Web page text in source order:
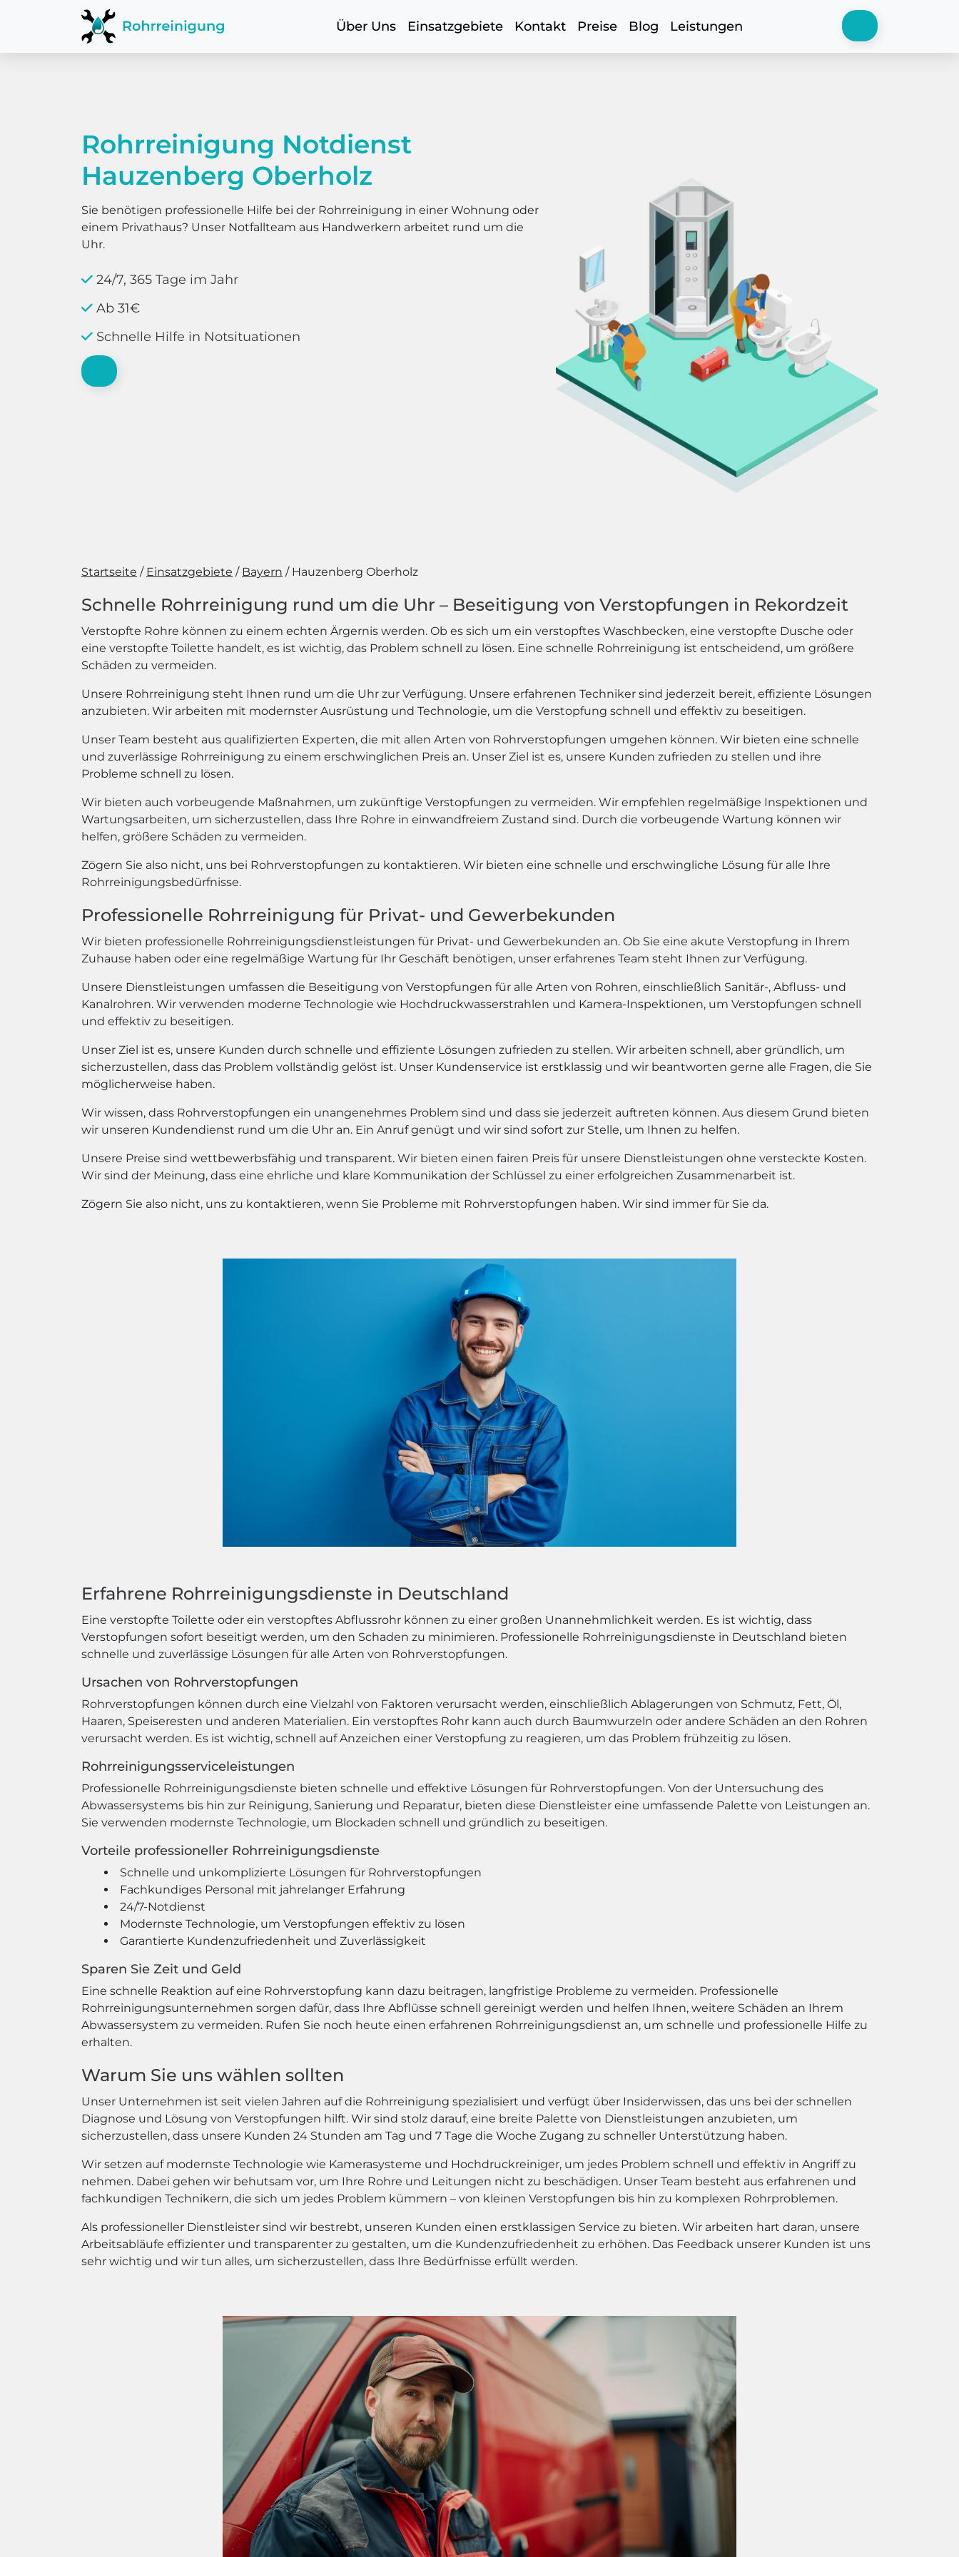
Über Uns Einsatzgebiete Kontakt Preise Blog Leistungen
Rohrreinigung Notdienst
Hauzenberg Oberholz
Sie benötigen professionelle Hilfe bei der Rohrreinigung in einer Wohnung oder
einem Privathaus? Unser Notfallteam aus Handwerkern arbeitet rund um die
Uhr.
24/7, 365 Tage im Jahr
Ab 31€
Schnelle Hilfe in Notsituationen
Startseite Einsatzgebiete Bayern Hauzenberg Oberholz
Schnelle Rohrreinigung rund um die Uhr – Beseitigung von Verstopfungen in Rekordzeit
Verstopfte Rohre können zu einem echten Ärgernis werden. Ob es sich um ein verstopftes Waschbecken, eine verstopfte Dusche oder
eine verstopfte Toilette handelt, es ist wichtig, das Problem schnell zu lösen. Eine schnelle Rohrreinigung ist entscheidend, um größere
Schäden zu vermeiden.
Unsere Rohrreinigung steht Ihnen rund um die Uhr zur Verfügung. Unsere erfahrenen Techniker sind jederzeit bereit, effiziente Lösungen
anzubieten. Wir arbeiten mit modernster Ausrüstung und Technologie, um die Verstopfung schnell und effektiv zu beseitigen.
Unser Team besteht aus qualifizierten Experten, die mit allen Arten von Rohrverstopfungen umgehen können. Wir bieten eine schnelle
und zuverlässige Rohrreinigung zu einem erschwinglichen Preis an. Unser Ziel ist es, unsere Kunden zufrieden zu stellen und ihre
Probleme schnell zu lösen.
Wir bieten auch vorbeugende Maßnahmen, um zukünftige Verstopfungen zu vermeiden. Wir empfehlen regelmäßige Inspektionen und
Wartungsarbeiten, um sicherzustellen, dass Ihre Rohre in einwandfreiem Zustand sind. Durch die vorbeugende Wartung können wir
helfen, größere Schäden zu vermeiden.
Zögern Sie also nicht, uns bei Rohrverstopfungen zu kontaktieren. Wir bieten eine schnelle und erschwingliche Lösung für alle Ihre
Rohrreinigungsbedürfnisse.
Professionelle Rohrreinigung für Privat- und Gewerbekunden
Wir bieten professionelle Rohrreinigungsdienstleistungen für Privat- und Gewerbekunden an. Ob Sie eine akute Verstopfung in Ihrem
Zuhause haben oder eine regelmäßige Wartung für Ihr Geschäft benötigen, unser erfahrenes Team steht Ihnen zur Verfügung.
Unsere Dienstleistungen umfassen die Beseitigung von Verstopfungen für alle Arten von Rohren, einschließlich Sanitär-, Abfluss- und
Kanalrohren. Wir verwenden moderne Technologie wie Hochdruckwasserstrahlen und Kamera-Inspektionen, um Verstopfungen schnell
und effektiv zu beseitigen.
Unser Ziel ist es, unsere Kunden durch schnelle und effiziente Lösungen zufrieden zu stellen. Wir arbeiten schnell, aber gründlich, um
sicherzustellen, dass das Problem vollständig gelöst ist. Unser Kundenservice ist erstklassig und wir beantworten gerne alle Fragen, die Sie
möglicherweise haben.
Wir wissen, dass Rohrverstopfungen ein unangenehmes Problem sind und dass sie jederzeit auftreten können. Aus diesem Grund bieten
wir unseren Kundendienst rund um die Uhr an. Ein Anruf genügt und wir sind sofort zur Stelle, um Ihnen zu helfen.
Unsere Preise sind wettbewerbsfähig und transparent. Wir bieten einen fairen Preis für unsere Dienstleistungen ohne versteckte Kosten.
Wir sind der Meinung, dass eine ehrliche und klare Kommunikation der Schlüssel zu einer erfolgreichen Zusammenarbeit ist.
Zögern Sie also nicht, uns zu kontaktieren, wenn Sie Probleme mit Rohrverstopfungen haben. Wir sind immer für Sie da.
Erfahrene Rohrreinigungsdienste in Deutschland
Eine verstopfte Toilette oder ein verstopftes Abflussrohr können zu einer großen Unannehmlichkeit werden. Es ist wichtig, dass
Verstopfungen sofort beseitigt werden, um den Schaden zu minimieren. Professionelle Rohrreinigungsdienste in Deutschland bieten
schnelle und zuverlässige Lösungen für alle Arten von Rohrverstopfungen.
Ursachen von Rohrverstopfungen
Rohrverstopfungen können durch eine Vielzahl von Faktoren verursacht werden, einschließlich Ablagerungen von Schmutz, Fett, Öl,
Haaren, Speiseresten und anderen Materialien. Ein verstopftes Rohr kann auch durch Baumwurzeln oder andere Schäden an den Rohren
verursacht werden. Es ist wichtig, schnell auf Anzeichen einer Verstopfung zu reagieren, um das Problem frühzeitig zu lösen.
Rohrreinigungsserviceleistungen
Professionelle Rohrreinigungsdienste bieten schnelle und effektive Lösungen für Rohrverstopfungen. Von der Untersuchung des
Abwassersystems bis hin zur Reinigung, Sanierung und Reparatur, bieten diese Dienstleister eine umfassende Palette von Leistungen an.
Sie verwenden modernste Technologie, um Blockaden schnell und gründlich zu beseitigen.
Vorteile professioneller Rohrreinigungsdienste
Schnelle und unkomplizierte Lösungen für Rohrverstopfungen
Fachkundiges Personal mit jahrelanger Erfahrung
24/7-Notdienst
Modernste Technologie, um Verstopfungen effektiv zu lösen
Garantierte Kundenzufriedenheit und Zuverlässigkeit
Sparen Sie Zeit und Geld
Eine schnelle Reaktion auf eine Rohrverstopfung kann dazu beitragen, langfristige Probleme zu vermeiden. Professionelle
Rohrreinigungsunternehmen sorgen dafür, dass Ihre Abflüsse schnell gereinigt werden und helfen Ihnen, weitere Schäden an Ihrem
Abwassersystem zu vermeiden. Rufen Sie noch heute einen erfahrenen Rohrreinigungsdienst an, um schnelle und professionelle Hilfe zu
erhalten.
Warum Sie uns wählen sollten
Unser Unternehmen ist seit vielen Jahren auf die Rohrreinigung spezialisiert und verfügt über Insiderwissen, das uns bei der schnellen
Diagnose und Lösung von Verstopfungen hilft. Wir sind stolz darauf, eine breite Palette von Dienstleistungen anzubieten, um
sicherzustellen, dass unsere Kunden 24 Stunden am Tag und 7 Tage die Woche Zugang zu schneller Unterstützung haben.
Wir setzen auf modernste Technologie wie Kamerasysteme und Hochdruckreiniger, um jedes Problem schnell und effektiv in Angriff zu
nehmen. Dabei gehen wir behutsam vor, um Ihre Rohre und Leitungen nicht zu beschädigen. Unser Team besteht aus erfahrenen und
fachkundigen Technikern, die sich um jedes Problem kümmern – von kleinen Verstopfungen bis hin zu komplexen Rohrproblemen.
Als professioneller Dienstleister sind wir bestrebt, unseren Kunden einen erstklassigen Service zu bieten. Wir arbeiten hart daran, unsere
Arbeitsabläufe effizienter und transparenter zu gestalten, um die Kundenzufriedenheit zu erhöhen. Das Feedback unserer Kunden ist uns
sehr wichtig und wir tun alles, um sicherzustellen, dass Ihre Bedürfnisse erfüllt werden.